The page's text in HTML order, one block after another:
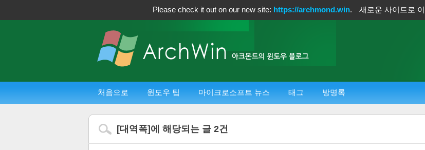
Please check it out on our new site: https://archmond.win. 새로운 사이트로
처음으로 윈도우 팁 마이크로소프트 뉴스 태그 방명록
[대역폭]에 해당되는 글 2건